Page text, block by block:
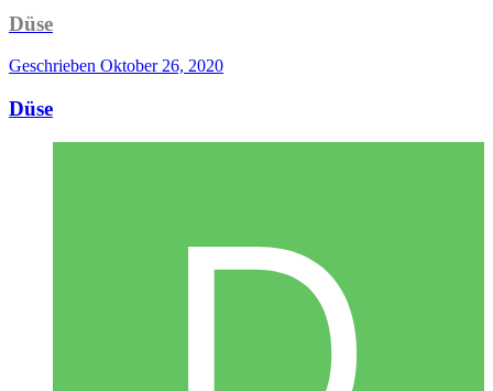
Düse
Geschrieben Oktober 26, 2020
Düse